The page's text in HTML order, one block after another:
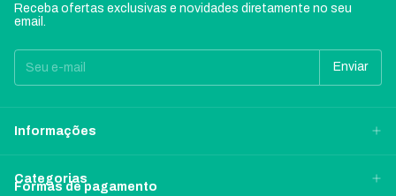
Receba ofertas exclusivas e novidades diretamente no seu
email.
Informações
Categorias
Formas de pagamento